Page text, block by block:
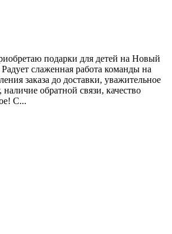
подарки для детей на Новый
слаженная работа команды на
заказа до доставки, уважительное
обратной связи, качество
С...